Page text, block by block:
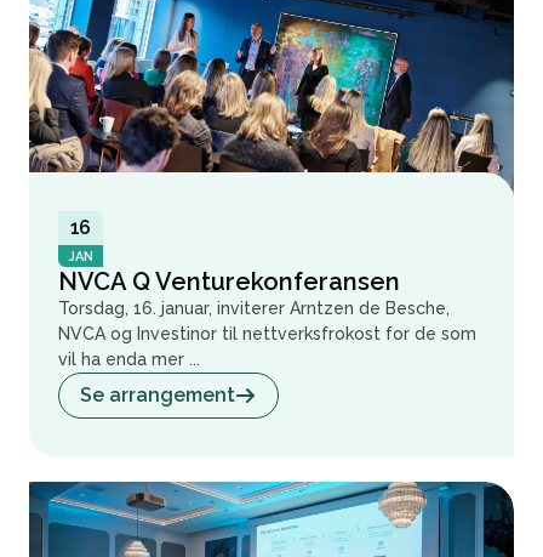
16
JAN
NVCA Q Venturekonferansen
Torsdag, 16. januar, inviterer Arntzen de Besche,
NVCA og Investinor til nettverksfrokost for de som
vil ha enda mer ...
Se arrangement